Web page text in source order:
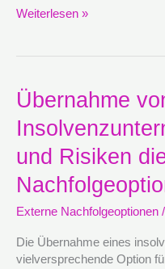
Weiterlesen »
Übernahme
und Risiken
Externe Nachfolgeoptionen /
Die Übernahme eines
vielversprechende Option
Übernahme
von
Insolvenzunternehmen:
und
Risiken
dieser
externen